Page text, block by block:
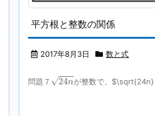
平方根と整数の関係
2017年8月3日 数と式
問題７ √24n
24n
が整数で、$\sqrt{24n}